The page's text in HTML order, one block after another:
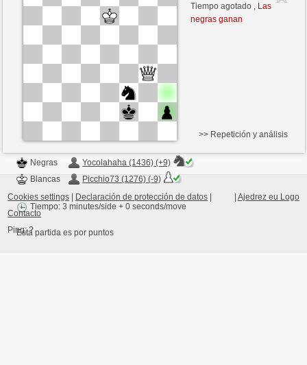
Tiempo agotado , Las
negras ganan
Negras
Yocolahaha (1436) (+9)
Blancas
Picchio73 (1276) (-9)
Tiempo: 3 minutes/side + 0 seconds/move
Esta partida es por puntos
>> Repetición y análisis
Ajedrez eu Logo
Cookies settings Declaración de protección de datos
Contacto
Ping:?